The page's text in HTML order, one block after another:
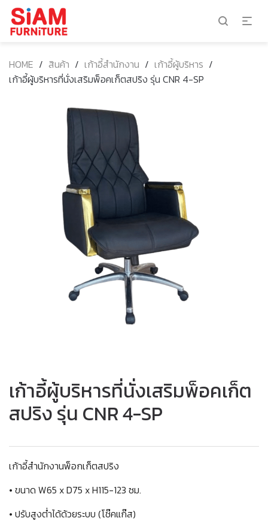
HOME / สินค้า / เก้าอี้สำนักงาน / เก้าอี้ผู้บริหาร /
เก้าอี้ผู้บริหารที่นั่งเสริมพ็อคเก็ตสปริง รุ่น CNR 4-SP
เก้าอี้ผู้บริหารที่นั่งเสริมพ็อคเก็ต
สปริง รุ่น CNR 4-SP
เก้าอี้สำนักงานพ็อกเก็ตสปริง
• ขนาด W65 x D75 x H115-123 ซม.
• ปรับสูงต่ำได้ด้วยระบบ (โช๊คแก๊ส)